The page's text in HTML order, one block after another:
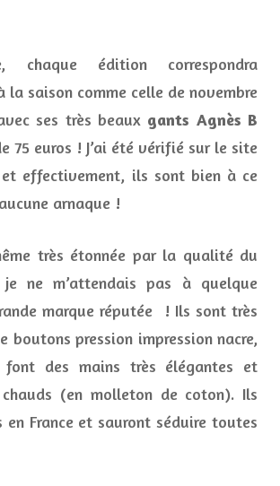
chaque édition correspondra
la saison comme celle de novembre
ses très beaux gants Agnès B
75 euros ! J’ai été vérifié sur le site
effectivement, ils sont bien à ce
arnaque !
très étonnée par la qualité du
ne m’attendais pas à quelque
marque réputée ! Ils sont très
boutons pression impression nacre,
des mains très élégantes et
(en molleton de coton). Ils
France et sauront séduire toutes